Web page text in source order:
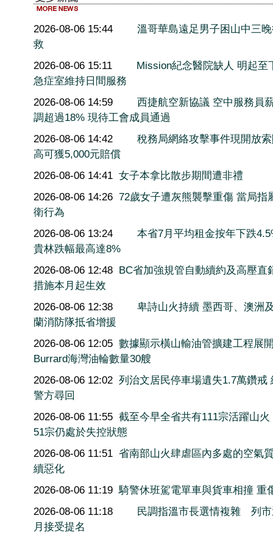
2026-08-06 15:44
溫哥華島遠足男子困山中三
救
2026-08-06 15:11
Mission紀念醫院缺人 明起至
急症室維持日間服務
2026-08-06 14:59
西捷航空新協議 空中服務員
調超過18% 現待工會成員通過
2026-08-06 14:42
稅務局網絡攻擊事件現開放
高可獲5,000元賠償
2026-08-06 14:41 女子本拿比散步期間遭非禮
2026-08-06 14:26 72歲女子遭灰熊襲擊重傷 當局指
衛行為
2026-08-06 13:24
本省7月平均租金按年下跌
貴林跌幅最高達8%
2026-08-06 12:48 BC省加強規管自動續約及高壓直
措施本月起生效
2026-08-06 12:38
卑詩山火持續 墨西哥、澳洲
蘭消防隊抵省增援
2026-08-06 12:05 數據顯示橫山輸油管擴建工程展
Burrard海灣油輪數量30艘
2026-08-06 12:02 列治文居民停車場遺失1.7萬鑽戒
警方尋回
2026-08-06 11:55 截至今早全省共有111宗活躍山火
51宗仍處於失控狀態
2026-08-06 11:51 省南部山火肆虐區內多處的空氣
續惡化
2026-08-06 11:19 騎警休班駕電單車與貨車相撞 重
2026-08-06 11:18
民調指溫市長選情複雜 列
月接受提名